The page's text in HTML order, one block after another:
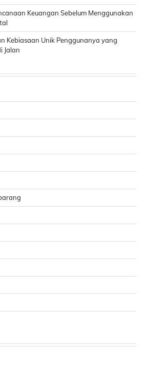
Keuangan Sebelum Menggunakan
Kebiasaan Unik Penggunanya yang
Jalan